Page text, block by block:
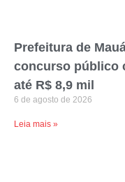
Prefeitura de
concurso público
até R$ 8,9 mil
6 de agosto de 2026
Leia mais »